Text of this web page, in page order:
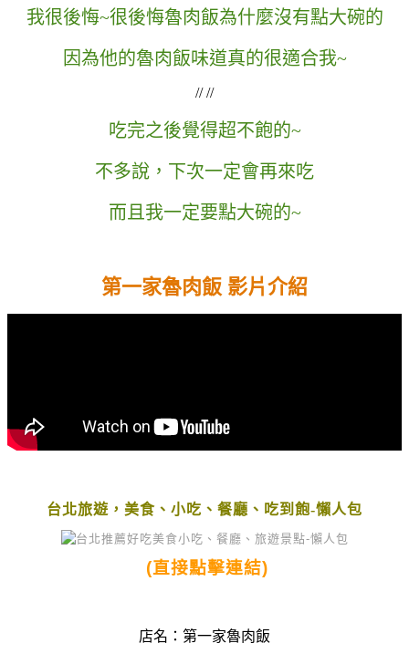
我很後悔~很後悔魯肉飯為什麼沒有點大碗的
因為他的魯肉飯味道真的很適合我~
// //
吃完之後覺得超不飽的~
不多說，下次一定會再來吃
而且我一定要點大碗的~
第一家魯肉飯 影片介紹
台北旅遊，美食、小吃、餐廳、吃到飽-懶人包
(直接點擊連結)
店名：第一家魯肉飯